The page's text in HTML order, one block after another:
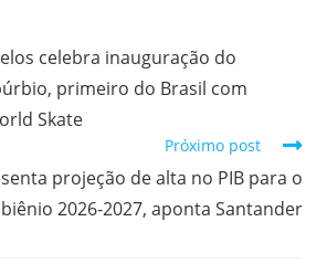
celebra inauguração do
primeiro do Brasil com
Skate
Próximo post
projeção de alta no PIB para o
biênio 2026-2027, aponta Santander